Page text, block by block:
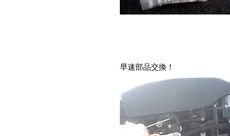
早速部品交換！